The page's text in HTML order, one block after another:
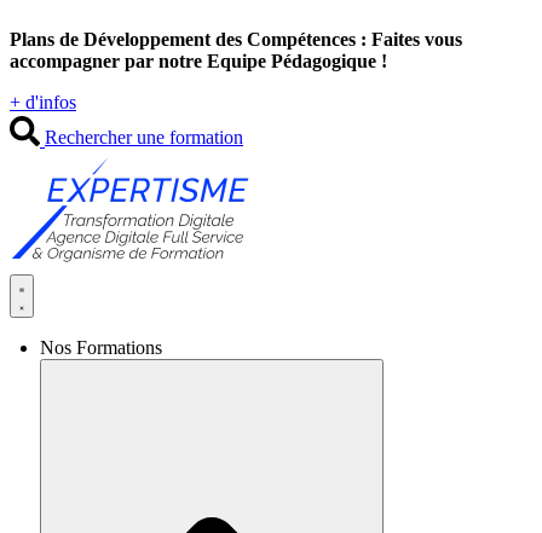
au
contenu
Plans de Développement des Compétences : Faites vous
accompagner par notre Equipe Pédagogique !
+ d'infos
Rechercher une formation
Nos Formations